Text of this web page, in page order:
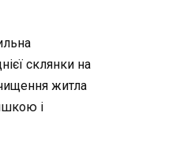
склянки на
житла
і